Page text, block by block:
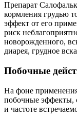
Препарат
кормления грудью
эффект от его
риск
новорожденного,
диарея, грудное
Побочные
На фоне
побочные эффекты,
и частоте